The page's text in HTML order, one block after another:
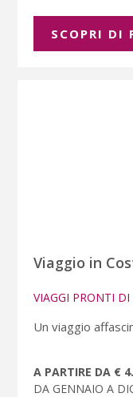
SCOPRI DI
Viaggio in
VIAGGI PRONTI DI
Un viaggio
A PARTIRE DA €
DA GENNAIO A